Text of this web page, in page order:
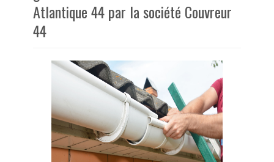
Atlantique 44 par la société Couvreur
44